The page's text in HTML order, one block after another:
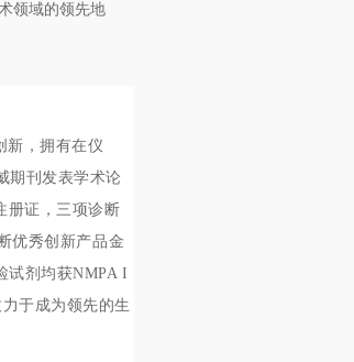
领域的领先地
新，拥有在仪
期刊发表学术论
册证，三项诊断
优秀创新产品金
试剂均获NMPA I
于成为领先的生